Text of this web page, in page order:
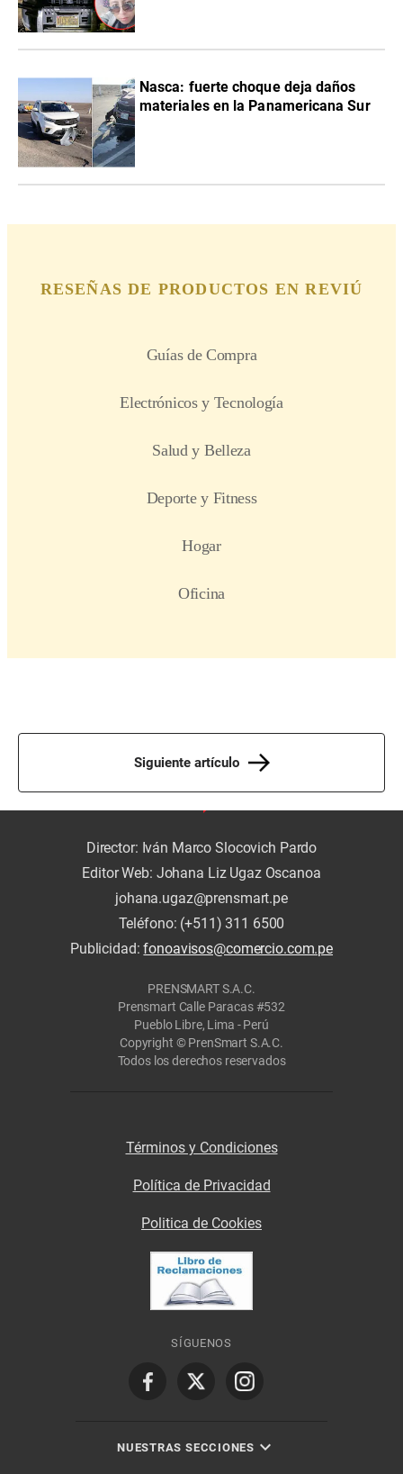
Nasca: fuerte choque deja daños
materiales en la Panamericana Sur
Siguiente artículo
Director: Iván Marco Slocovich Pardo
Editor Web: Johana Liz Ugaz Oscanoa
johana.ugaz@prensmart.pe
Teléfono: (+511) 311 6500
Publicidad:fonoavisos@comercio.com.pe
PRENSMART S.A.C.
Prensmart Calle Paracas #532
Pueblo Libre, Lima - Perú
Copyright © PrenSmart S.A.C.
Todos los derechos reservados
Términos y Condiciones
Política de Privacidad
Politica de Cookies
SÍGUENOS
NUESTRAS SECCIONES